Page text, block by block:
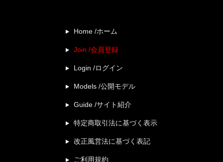
Home /ホーム
Join /会員登録
Login /ログイン
Models /公開モデル
Guide /サイト紹介
特定商取引法に基づく表示
改正風営法に基づく表記
ご利用規約